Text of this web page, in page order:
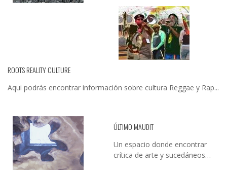
ROOTS REALITY CULTURE
Aqui podrás encontrar información sobre cultura Reggae y Rap...
ÚLTIMO MAUDIT
Un espacio donde encontrar
crítica de arte y sucedáneos…